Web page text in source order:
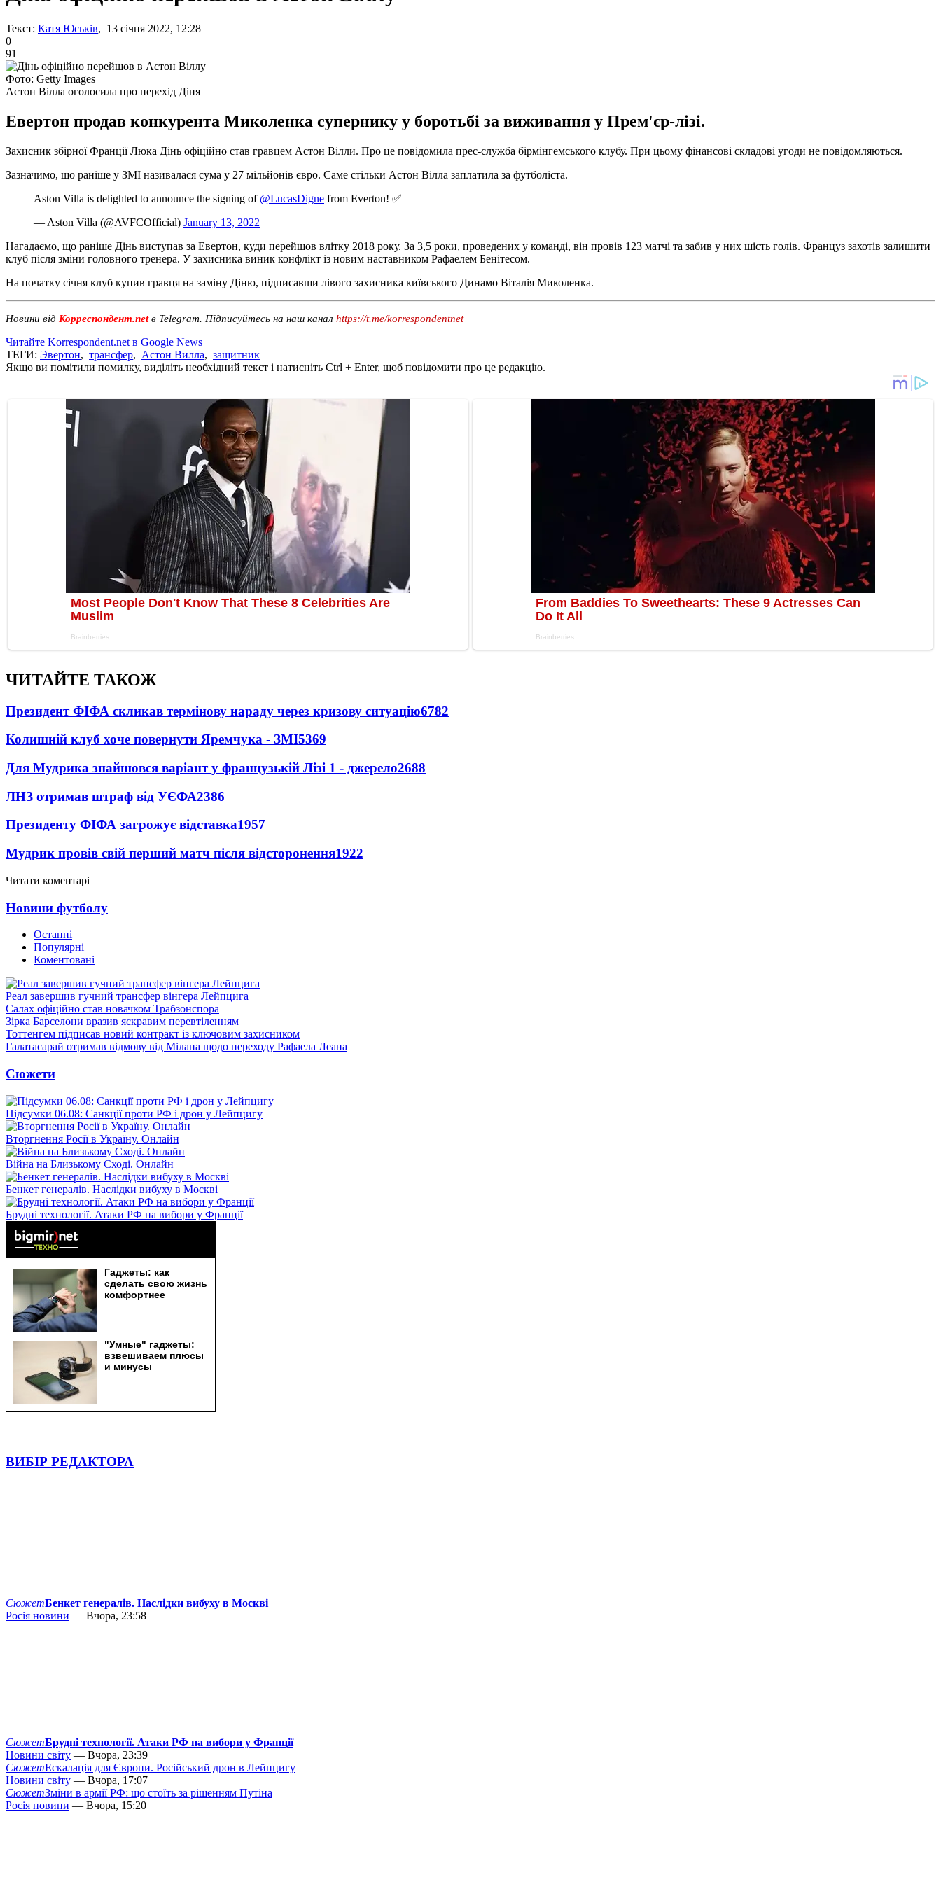
Текст: Катя Юськів, 13 січня 2022, 12:28
0
91
Фото: Getty Images
Астон Вілла оголосила про перехід Діня
Евертон продав конкурента Миколенка супернику у боротьбі за виживання у Прем'єр-лізі.
Захисник збірної Франції Люка Дінь офіційно став гравцем Астон Вілли. Про це повідомила прес-служба бірмінгемського клубу. При цьому фінансові складові угоди не повідомляються.
Зазначимо, що раніше у ЗМІ називалася сума у ​​27 мільйонів євро. Саме стільки Астон Вілла заплатила за футболіста.
Aston Villa is delighted to announce the signing of @LucasDigne from Everton! ✅
— Aston Villa (@AVFCOfficial) January 13, 2022
Нагадаємо, що раніше Дінь виступав за Евертон, куди перейшов влітку 2018 року. За 3,5 роки, проведених у команді, він провів 123 матчі та забив у них шість голів. Француз захотів залишити
клуб після зміни головного тренера. У захисника виник конфлікт із новим наставником Рафаелем Бенітесом.
На початку січня клуб купив гравця на заміну Діню, підписавши лівого захисника київського Динамо Віталія Миколенка.
Новини від Корреспондент.netв Telegram. Підписуйтесь на наш канал https://t.me/korrespondentnet
Читайте Korrespondent.net в Google News
ТЕГИ: Эвертон, трансфер, Астон Вилла, защитник
Якщо ви помітили помилку, виділіть необхідний текст і натисніть Ctrl + Enter, щоб повідомити про це редакцію.
ЧИТАЙТЕ ТАКОЖ
Президент ФІФА скликав термінову нараду через кризову ситуацію6782
Колишній клуб хоче повернути Яремчука - ЗМІ5369
Для Мудрика знайшовся варіант у французькій Лізі 1 - джерело2688
ЛНЗ отримав штраф від УЄФА2386
Президенту ФІФА загрожує відставка1957
Мудрик провів свій перший матч після відсторонення1922
Читати коментарі
Новини футболу
Останні
Популярні
Коментовані
Реал завершив гучний трансфер вінгера Лейпцига
Салах офіційно став новачком Трабзонспора
Зірка Барселони вразив яскравим перевтіленням
Тоттенгем підписав новий контракт із ключовим захисником
Галатасарай отримав відмову від Мілана щодо переходу Рафаела Леана
Сюжети
Підсумки 06.08: Санкції проти РФ і дрон у Лейпцигу
Вторгнення Росії в Україну. Онлайн
Війна на Близькому Сході. Онлайн
Бенкет генералів. Наслідки вибуху в Москві
Брудні технології. Атаки РФ на вибори у Франції
ВИБІР РЕДАКТОРА
СюжетБенкет генералів. Наслідки вибуху в Москві
Росія новини — Вчора, 23:58
СюжетБрудні технології. Атаки РФ на вибори у Франції
Новини світу — Вчора, 23:39
СюжетЕскалація для Європи. Російський дрон в Лейпцигу
Новини світу — Вчора, 17:07
СюжетЗміни в армії РФ: що стоїть за рішенням Путіна
Росія новини — Вчора, 15:20